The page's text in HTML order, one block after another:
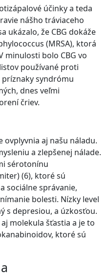
účinky a teda
nášho tráviaceho
ukázalo, že CBG dokáže
(MRSA), ktorá
minulosti bolo CBG vo
používané proti
príznaky syndrómu
dnes veľmi
čriev.
ovplyvnia aj našu náladu.
a zlepšenej nálade.
sérotonínu
(6), ktoré sú
sociálne správanie,
bolesti. Nízky level
s depresiou, a úzkosťou.
molekula šťastia a je to
ktoré sú